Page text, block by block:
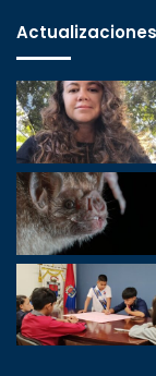
Actualizaciones